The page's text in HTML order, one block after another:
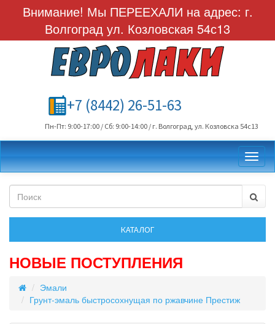
Внимание! Мы ПЕРЕЕХАЛИ на адрес: г.
Волгоград ул. Козловская 54с13
+7 (8442) 26-51-63
Пн-Пт: 9:00-17:00 / Сб: 9:00-14:00 / г. Волгоград, ул. Козловска 54с13
НОВЫЕ ПОСТУПЛЕНИЯ
Эмали
Грунт-эмаль быстросохнущая по ржавчине Престиж